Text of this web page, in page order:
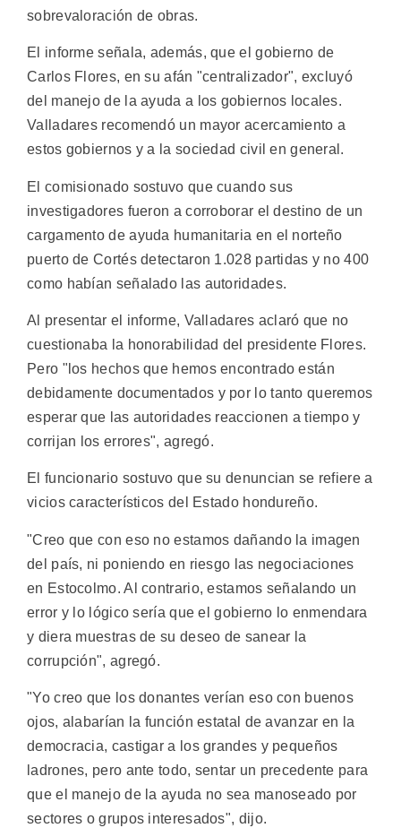
sobrevaloración de obras.
El informe señala, además, que el gobierno de
Carlos Flores, en su afán "centralizador", excluyó
del manejo de la ayuda a los gobiernos locales.
Valladares recomendó un mayor acercamiento a
estos gobiernos y a la sociedad civil en general.
El comisionado sostuvo que cuando sus
investigadores fueron a corroborar el destino de un
cargamento de ayuda humanitaria en el norteño
puerto de Cortés detectaron 1.028 partidas y no 400
como habían señalado las autoridades.
Al presentar el informe, Valladares aclaró que no
cuestionaba la honorabilidad del presidente Flores.
Pero "los hechos que hemos encontrado están
debidamente documentados y por lo tanto queremos
esperar que las autoridades reaccionen a tiempo y
corrijan los errores", agregó.
El funcionario sostuvo que su denuncian se refiere a
vicios característicos del Estado hondureño.
"Creo que con eso no estamos dañando la imagen
del país, ni poniendo en riesgo las negociaciones
en Estocolmo. Al contrario, estamos señalando un
error y lo lógico sería que el gobierno lo enmendara
y diera muestras de su deseo de sanear la
corrupción", agregó.
"Yo creo que los donantes verían eso con buenos
ojos, alabarían la función estatal de avanzar en la
democracia, castigar a los grandes y pequeños
ladrones, pero ante todo, sentar un precedente para
que el manejo de la ayuda no sea manoseado por
sectores o grupos interesados", dijo.